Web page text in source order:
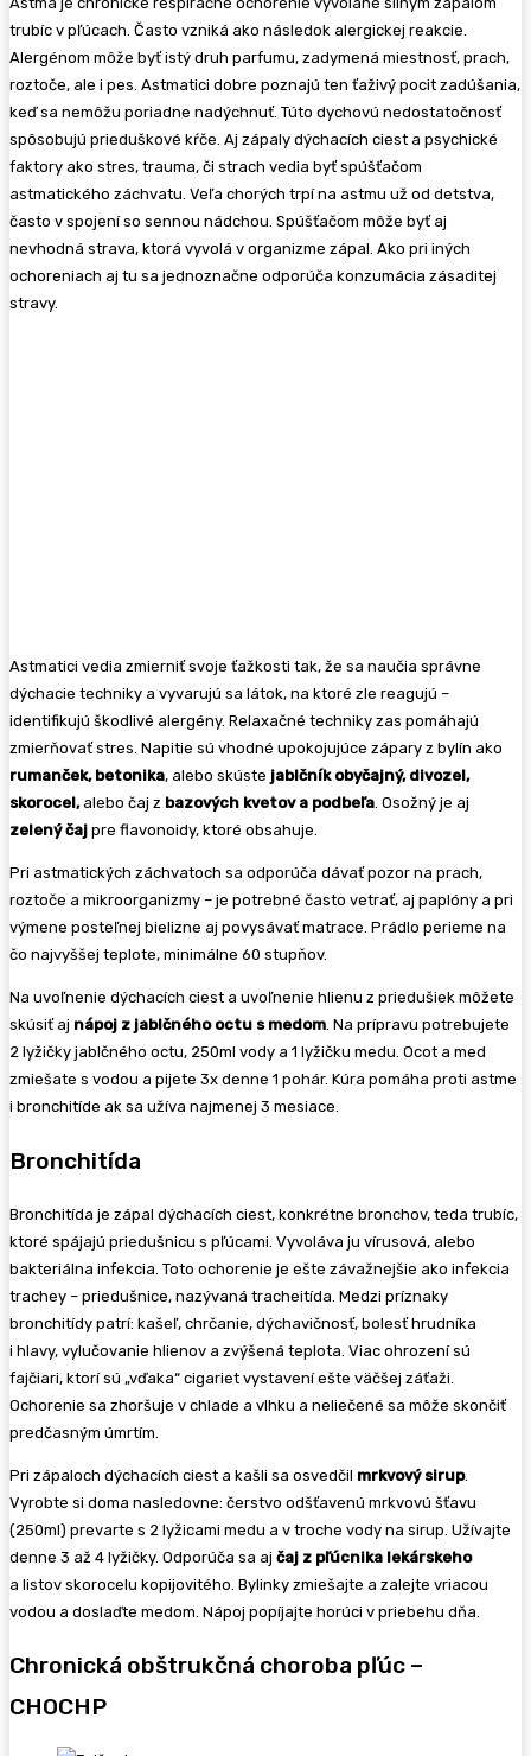
trubíc v pľúcach. Často vzniká ako následok alergickej reakcie.
Alergénom môže byť istý druh parfumu, zadymená miestnosť, prach,
roztoče, ale i pes. Astmatici dobre poznajú ten ťaživý pocit zadúšania,
keď sa nemôžu poriadne nadýchnuť. Túto dychovú nedostatočnosť
spôsobujú prieduškové kŕče. Aj zápaly dýchacích ciest a psychické
faktory ako stres, trauma, či strach vedia byť spúšťačom
astmatického záchvatu. Veľa chorých trpí na astmu už od detstva,
často v spojení so sennou nádchou. Spúšťačom môže byť aj
nevhodná strava, ktorá vyvolá v organizme zápal. Ako pri iných
ochoreniach aj tu sa jednoznačne odporúča konzumácia zásaditej
stravy.
Astmatici vedia zmierniť svoje ťažkosti tak, že sa naučia správne
dýchacie techniky a vyvarujú sa látok, na ktoré zle reagujú –
identifikujú škodlivé alergény. Relaxačné techniky zas pomáhajú
zmierňovať stres. Napitie sú vhodné upokojujúce zápary z bylín ako
rumanček, betonika, alebo skúste jablčník obyčajný, divozel,
skorocel,alebo čaj z bazových kvetov a podbeľa. Osožný je aj
zelený čaj pre flavonoidy, ktoré obsahuje.
Pri astmatických záchvatoch sa odporúča dávať pozor na prach,
roztoče a mikroorganizmy – je potrebné často vetrať, aj paplóny a pri
výmene posteľnej bielizne aj povysávať matrace. Prádlo perieme na
čo najvyššej teplote, minimálne 60 stupňov.
Na uvoľnenie dýchacích ciest a uvoľnenie hlienu z priedušiek môžete
skúsiť aj nápoj z jablčného octu s medom. Na prípravu potrebujete
2 lyžičky jablčného octu, 250ml vody a 1 lyžičku medu. Ocot a med
zmiešate s vodou a pijete 3x denne 1 pohár. Kúra pomáha proti astme
i bronchitíde ak sa užíva najmenej 3 mesiace.
Bronchitída
Bronchitída je zápal dýchacích ciest, konkrétne bronchov, teda trubíc,
ktoré spájajú priedušnicu s pľúcami. Vyvoláva ju vírusová, alebo
bakteriálna infekcia. Toto ochorenie je ešte závažnejšie ako infekcia
trachey – priedušnice, nazývaná tracheitída. Medzi príznaky
bronchitídy patrí: kašeľ, chrčanie, dýchavičnosť, bolesť hrudníka
i hlavy, vylučovanie hlienov a zvýšená teplota. Viac ohrození sú
fajčiari, ktorí sú „vďaka“ cigariet vystavení ešte väčšej záťaži.
Ochorenie sa zhoršuje v chlade a vlhku a neliečené sa môže skončiť
predčasným úmrtím.
Pri zápaloch dýchacích ciest a kašli sa osvedčil mrkvový sirup.
Vyrobte si doma nasledovne: čerstvo odšťavenú mrkvovú šťavu
(250ml) prevarte s 2 lyžicami medu a v troche vody na sirup. Užívajte
denne 3 až 4 lyžičky. Odporúča sa aj čaj z pľúcnika lekárskeho
a listov skorocelu kopijovitého. Bylinky zmiešajte a zalejte vriacou
vodou a doslaďte medom. Nápoj popíjajte horúci v priebehu dňa.
Chronická obštrukčná choroba pľúc –
CHOCHP